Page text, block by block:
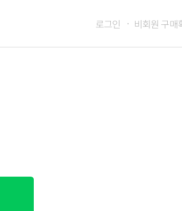
로그인 비회원 구매